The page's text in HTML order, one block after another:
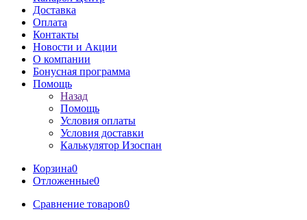
Доставка
Оплата
Контакты
Новости и Акции
О компании
Бонусная программа
Помощь
Назад
Помощь
Условия оплаты
Условия доставки
Калькулятор Изоспан
Корзина0
Отложенные0
Сравнение товаров0